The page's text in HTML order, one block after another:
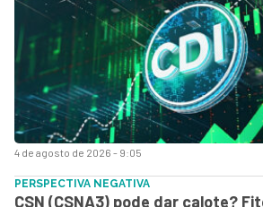
4 de agosto de 2026 - 9:05
PERSPECTIVA NEGATIVA
CSN (CSNA3) pode dar calote?